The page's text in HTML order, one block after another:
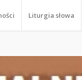
Liturgia słowa